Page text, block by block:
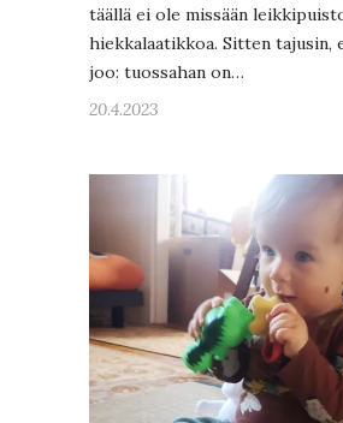
täällä ei ole missään
hiekkalaatikkoa. Sitten tajusin,
joo: tuossahan on…
20.4.2023